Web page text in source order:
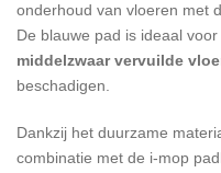
onderhoud van vloeren met
De blauwe pad is ideaal voor
middelzwaar vervuilde
beschadigen.
Dankzij het duurzame
combinatie met de i-mop